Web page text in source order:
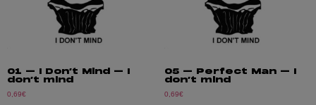
01 – I Don’t Mind – I
don’t mind
0,69€
05 – Perfect Man – I
don’t mind
0,69€